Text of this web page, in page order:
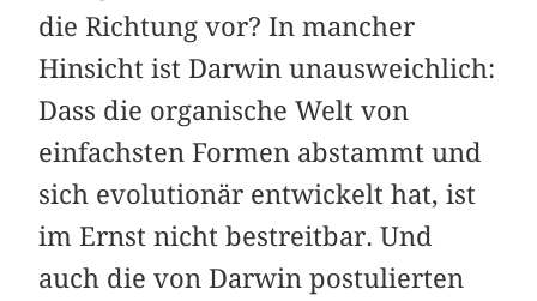
die Richtung vor? In mancher
Hinsicht ist Darwin unausweichlich:
Dass die organische Welt von
einfachsten Formen abstammt und
sich evolutionär entwickelt hat, ist
im Ernst nicht bestreitbar. Und
auch die von Darwin postulierten